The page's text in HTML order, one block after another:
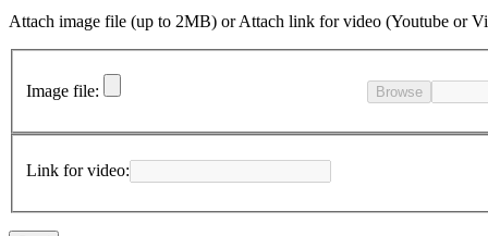
Attach image file (up to 2MB) or Attach link for video (Youtube or
Image file: Browse
Link for video: